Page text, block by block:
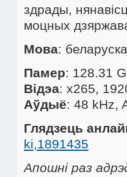
здрады,
моцных
Мова:
Памер: 128.31
Відэа: x265,
Аўдыё: 48 kHz,
Глядзець
ki,1891435
Апошні раз